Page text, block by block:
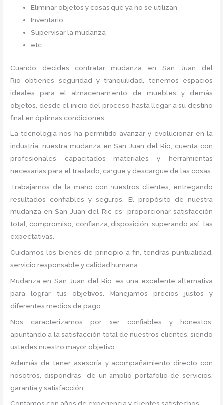
Eliminar objetos y cosas que ya no se utilizan
Inventario
Supervisar la mudanza
etc
Cuando decides contratar mudanza en San Juan del
Rio
obtienes seguridad y tranquilidad, tenemos espacios
ideales para el almacenamiento de muebles y demás
objetos, desde el inicio del proceso hasta llegar a su destino
final en óptimas condiciones.
La tecnología nos ha permitido avanzar y evolucionar en la
industria, nuestra mudanza en San Juan del Rio, cuenta con
profesionales capacitados materiales y herramientas
necesarias para el traslado, cargue y descargue de las cosas.
Trabajamos de la mano con nuestros clientes, entregando
resultados confiables y seguros. El propósito de nuestra
mudanza en San Juan del Rio es proporcionar satisfacción
total, compromiso, confianza, disposición, superando así las
expectativas.
Cuidamos los bienes de principio a fin, tendrás puntualidad,
servicio responsable y calidad humana.
Mudanza en San Juan del Rio, es una excelente alternativa
para lograr tus objetivos. Manejamos precios justos y
diferentes medios de pago.
Nos caracterizamos por ser confiables y honestos,
apuntando a la satisfacción total de nuestros clientes, siendo
ustedes nuestro mayor objetivo.
Además de tener asesoría y acompañamiento directo con
nosotros, dispondrás de un amplio portafolio de servicios,
garantía y satisfacción.
Contamos con años de experiencia y clientes satisfechos.